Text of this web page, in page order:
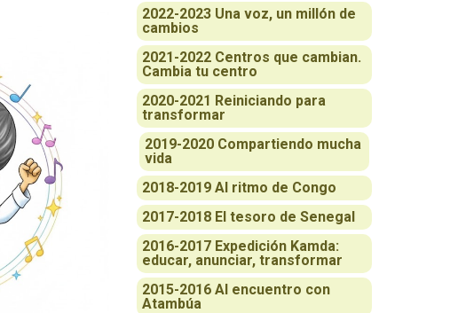
2022-2023 Una voz, un millón de
cambios
2021-2022 Centros que cambian.
Cambia tu centro
2020-2021 Reiniciando para
transformar
2019-2020 Compartiendo mucha
vida
2018-2019 Al ritmo de Congo
2017-2018 El tesoro de Senegal
2016-2017 Expedición Kamda:
educar, anunciar, transformar
2015-2016 Al encuentro con
Atambúa